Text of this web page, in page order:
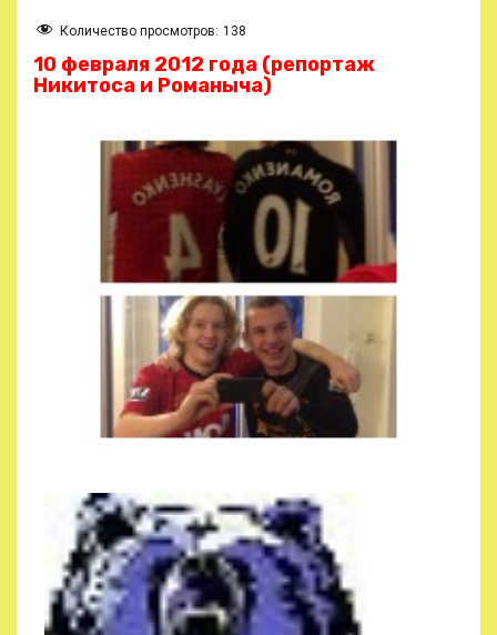
Количество просмотров: 138
10 февраля 2012 года (репортаж
Никитоса и Романыча)